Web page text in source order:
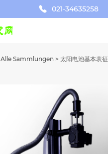
021-34635258
Alle Sammlungen > 太阳电池基本表征